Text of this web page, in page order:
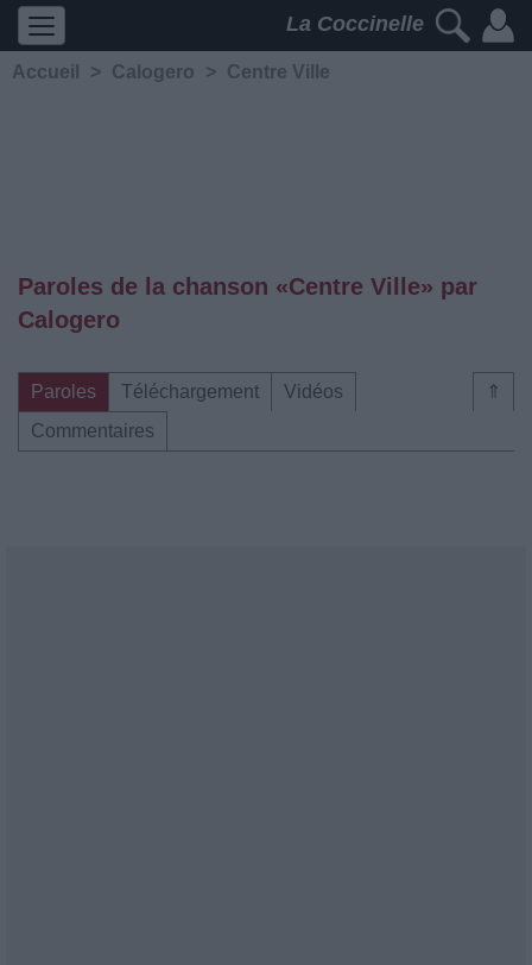
La Coccinelle
Accueil > Calogero > Centre Ville
Paroles de la chanson «Centre Ville» par
Calogero
⇑
Paroles Téléchargement
Vidéos
Commentaires